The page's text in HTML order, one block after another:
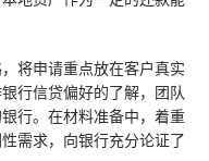
将申请重点放在客户真实
行信贷偏好的了解，团队
行。在材料准备中，着重
需求，向银行充分论证了